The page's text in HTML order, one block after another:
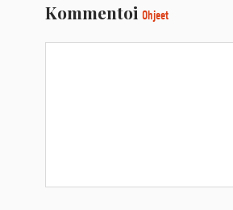
Kommentoi Ohjeet